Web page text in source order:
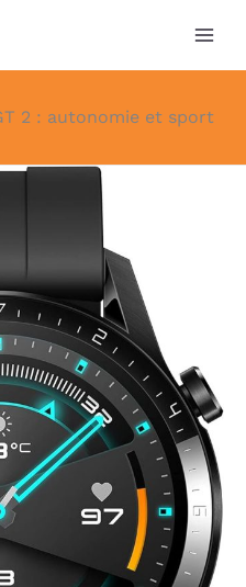
2 : autonomie et sport